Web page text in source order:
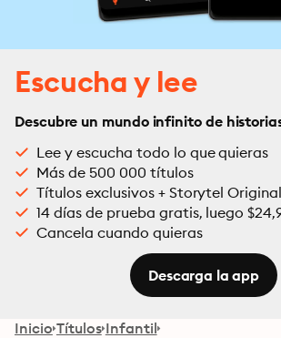
Escucha y lee
Descubre un mundo infinito de
Lee y escucha todo lo que quieras
Más de 500 000 títulos
Títulos exclusivos + Storytel
14 días de prueba gratis, luego
Cancela cuando quieras
Descarga la app
Inicio Títulos Infantil